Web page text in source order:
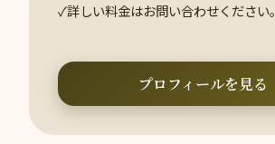
✓詳しい料金はお問い合わせください。
プロフィールを見る